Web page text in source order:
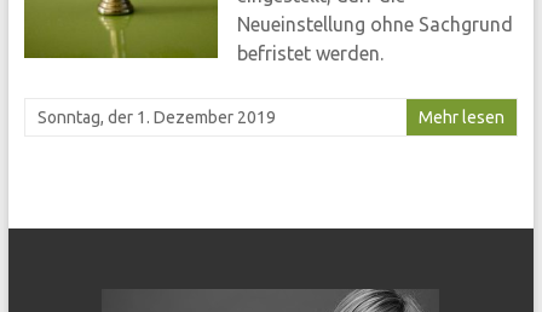
Neueinstellung ohne Sachgrund
befristet werden.
Sonntag, der 1. Dezember 2019 Mehr lesen